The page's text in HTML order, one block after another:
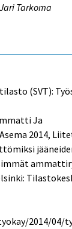
Tarkoma
(SVT):
Ja
2014,
2014/04/